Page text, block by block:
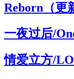
Reborn（更
一夜过后/
情爱立方/